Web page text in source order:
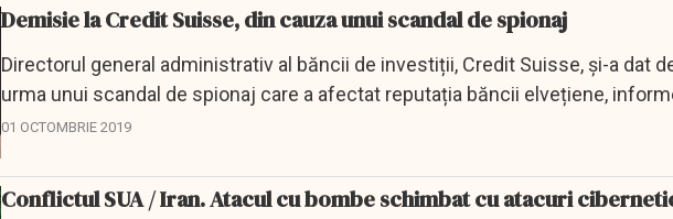
Demisie la Credit Suisse, din cauza unui scandal de spionaj
Directorul general administrativ al băncii de investiții, Credit Suisse, și-a dat
urma unui scandal de spionaj care a afectat reputația băncii elvețiene,
Guardian.
01 OCTOMBRIE 2019
Conflictul SUA / Iran. Atacul cu bombe schimbat cu atacuri